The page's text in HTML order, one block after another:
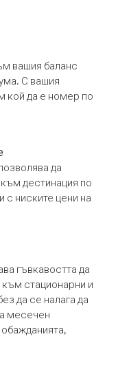
вашия баланс
С вашия
кой да е номер по
да
дестинация по
с ниските цени на
гъвкавостта да
стационарни и
да се налага да
месечен